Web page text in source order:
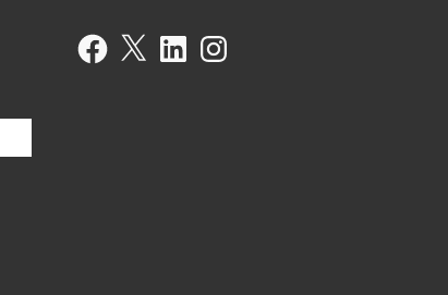
Facebook
X LinkedInInstagram